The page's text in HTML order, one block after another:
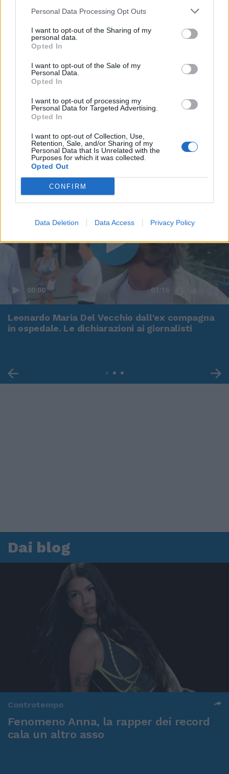
Personal Data Processing Opt Outs
I want to opt-out of the Sharing of my
personal data.
Opted In
I want to opt-out of the Sale of my
Personal Data.
Opted In
I want to opt-out of processing my
Personal Data for Targeted Advertising.
Opted In
I want to opt-out of Collection, Use,
Retention, Sale, and/or Sharing of my
Personal Data that Is Unrelated with the
Purposes for which it was collected.
Opted Out
CONFIRM
Data Deletion Data Access Privacy Policy
00:00 01:16
Leonardo Maria Del Vecchio dall'ex compagna
in ospedale. Le dichiarazioni ai giornalisti
Dai blog
Controtempo
Fenomeno Anna, la rapper dei record
cala un altro asso